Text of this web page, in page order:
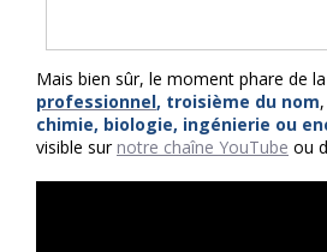
Mais bien sûr, le moment phare de
professionnel, troisième du nom
chimie, biologie, ingénierie ou
visible sur notre chaîne YouTube ou